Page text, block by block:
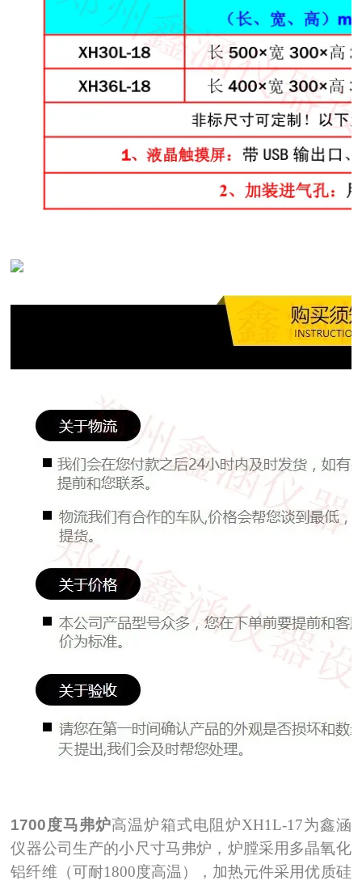
1700度马弗炉高温炉箱式电阻炉XH1L-17为鑫涵
仪器公司生产的小尺寸马弗炉，炉膛采用多晶氧化
铝纤维（可耐1800度高温）
，加热元件采用优质硅